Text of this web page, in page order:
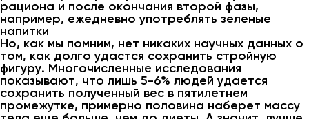
рациона и после окончания второй фазы,
например, ежедневно употреблять зеленые
напитки
Но, как мы помним, нет никаких научных данных о
том, как долго удастся сохранить стройную
фигуру. Многочисленные исследования
показывают, что лишь 5-6% людей удается
сохранить полученный вес в пятилетнем
промежутке, примерно половина наберет массу